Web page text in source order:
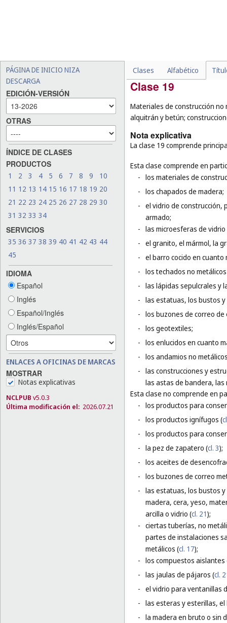
PÁGINA DE INICIO NIZA
DESCARGA
EDICIÓN-VERSIÓN
OTRAS
ÍNDICE DE CLASES
PRODUCTOS
1 2 3 4 5 6 7 8 9
10
11 12 13 14 15 16 17 18 19 20
21 22 23 24 25 26 27 28 29 30
31 32 33 34
SERVICIOS
35 36 37 38 39 40 41 42 43 44
45
IDIOMA
Español
Inglés
Español/Inglés
Inglés/Español
ENLACES A OFICINAS DE MARCAS
MOSTRAR
Notas explicativas
NCLPUB v5.0.3
Última modificación el: 2026.07.21
Clases Alfabético
las prendas de vestir, el
Clase 19
Materiales de construcción
alquitrán y betún;
Nota explicativa
La clase 19 comprende
Esta clase comprende en
- los materiales de
- los chapados de madera;
- el vidrio de construcción,
armado;
- las microesferas de
- el granito, el mármol, la
- el barro cocido en
- los techados no
- las lápidas sepulcrales y
- las estatuas, los bustos
- los buzones de correo de
- los geotextiles;
- los enlucidos en cuanto
- los andamios no
- las construcciones y
las astas de bandera,
Esta clase no comprende en
- los productos para
- los productos ignífugos (
- los productos para
- la pez de zapatero (cl. 3);
- los aceites de
- los buzones de correo
- las estatuas, los bustos
madera, cera, yeso,
arcilla o vidrio (cl. 21);
- ciertas tuberías, no
partes de instalaciones
metálicos (cl. 17);
- los compuestos
- las jaulas de pájaros (cl.
- el vidrio para ventanillas
- las esteras y esterillas,
- la madera en bruto o sin